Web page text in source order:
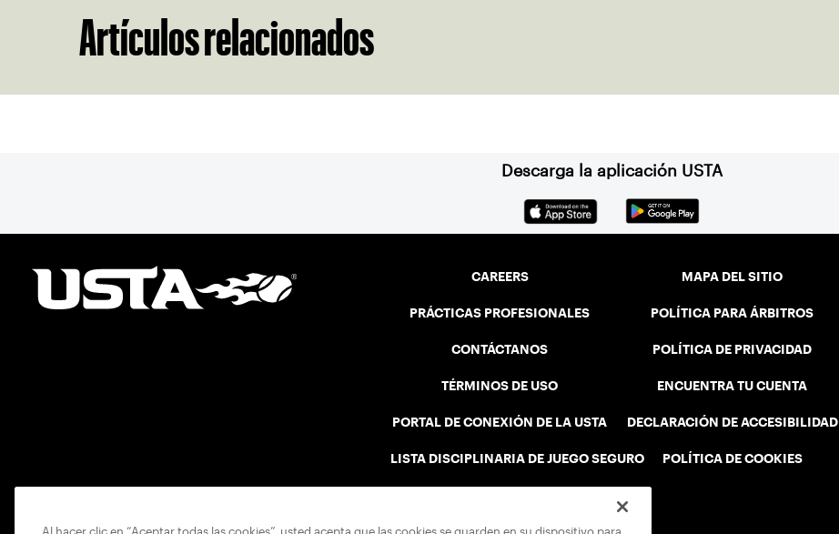
Artículos relacionados
Descarga la aplicación USTA
CAREERS
PRÁCTICAS PROFESIONALES
CONTÁCTANOS
TÉRMINOS DE USO
PORTAL DE CONEXIÓN DE LA USTA
LISTA DISCIPLINARIA DE JUEGO SEGURO
MAPA DEL SITIO
POLÍTICA PARA ÁRBITROS
POLÍTICA DE PRIVACIDAD
ENCUENTRA TU CUENTA
DECLARACIÓN DE ACCESIBILIDAD
POLÍTICA DE COOKIES